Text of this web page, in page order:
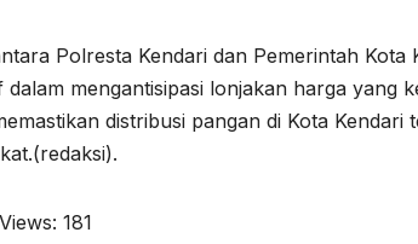
Polresta Kendari dan Pemerintah Kota
dalam mengantisipasi lonjakan harga yang
distribusi pangan di Kota
181